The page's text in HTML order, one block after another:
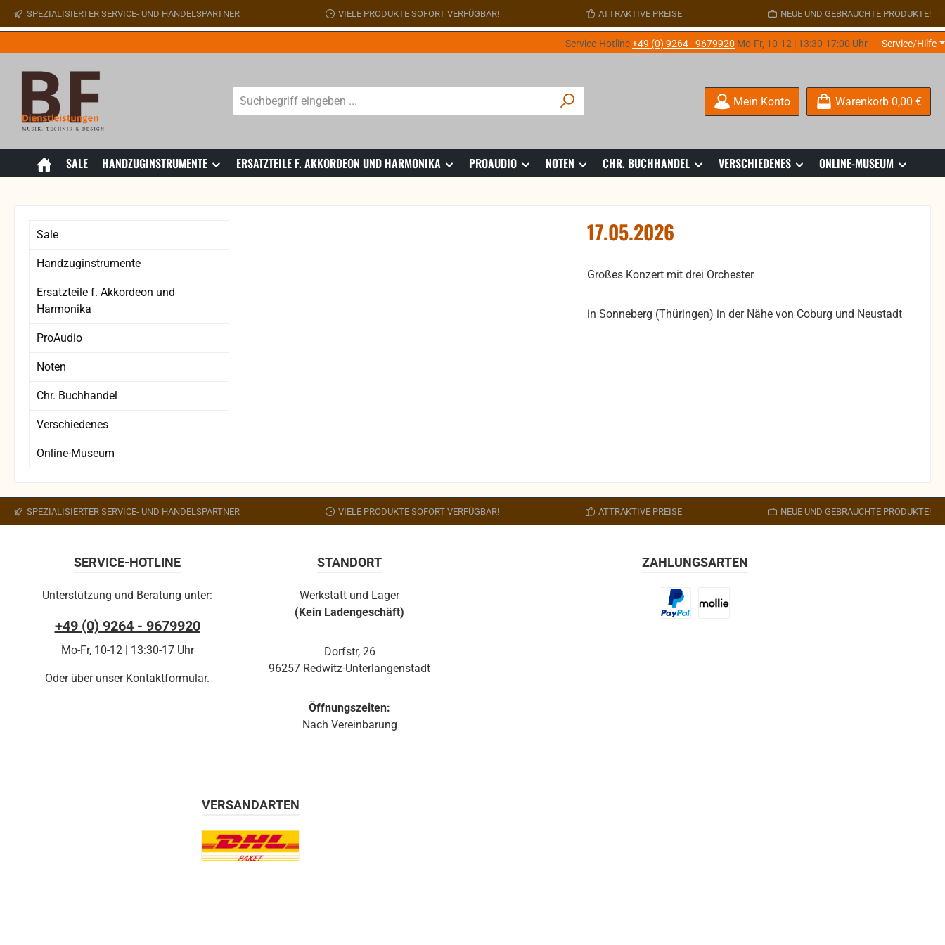
Hauptinhalt springen
Zur Suche springen
Zur Hauptnavigation springen
SPEZIALISIERTER SERVICE- UND HANDELSPARTNER VIELE PRODUKTE SOFORT VERFÜGBAR! ATTRAKTIVE PREISE NEUE UND GEBRAUCHTE PRODUKTE!
Service-Hotline+49 (0) 9264 - 9679920 Mo-Fr, 10-12 | 13:30-17:00 Uhr Service/Hilfe
Mein Konto Warenkorb 0,00 €
SALE HANDZUGINSTRUMENTE ERSATZTEILE F. AKKORDEON UND HARMONIKA PROAUDIO NOTEN CHR. BUCHHANDEL VERSCHIEDENES ONLINE-MUSEUM
Sale
Handzuginstrumente
Ersatzteile f. Akkordeon und
Harmonika
ProAudio
Noten
Chr. Buchhandel
Verschiedenes
Online-Museum
17.05.2026
Großes Konzert mit drei Orchester
in Sonneberg (Thüringen) in der Nähe von Coburg und Neustadt
SPEZIALISIERTER SERVICE- UND HANDELSPARTNER VIELE PRODUKTE SOFORT VERFÜGBAR! ATTRAKTIVE PREISE NEUE UND GEBRAUCHTE PRODUKTE!
SERVICE-HOTLINE
Unterstützung und Beratung unter:
+49 (0) 9264 - 9679920
Mo-Fr, 10-12 | 13:30-17 Uhr
Oder über unser Kontaktformular.
STANDORT
Werkstatt und Lager
(Kein Ladengeschäft)
Dorfstr, 26
96257 Redwitz-Unterlangenstadt
Öffnungszeiten:
Nach Vereinbarung
ZAHLUNGSARTEN
VERSANDARTEN